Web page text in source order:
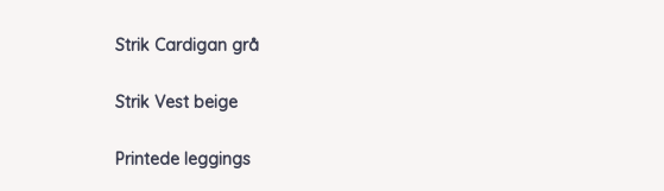
Strik Cardigan grå
Strik Vest beige
Printede leggings